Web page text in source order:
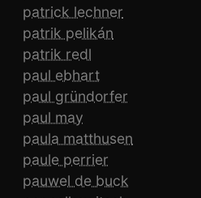
patrick lechner
patrik pelikán
patrik redl
paul ebhart
paul gründorfer
paul may
paula matthusen
paule perrier
pauwel de buck